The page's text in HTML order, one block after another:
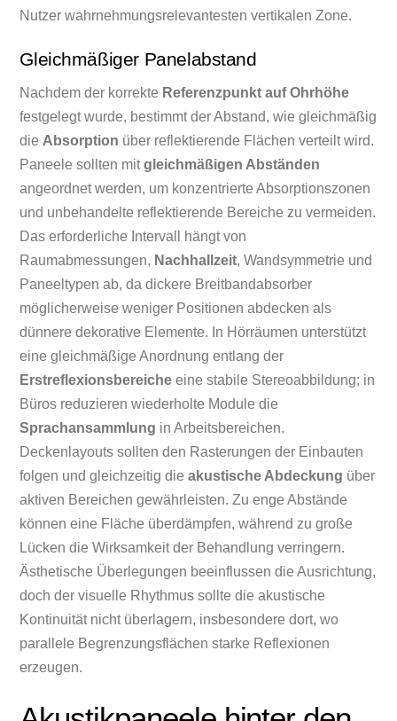
Nutzer wahrnehmungsrelevantesten vertikalen Zone.
Gleichmäßiger Panelabstand
Nachdem der korrekte Referenzpunkt auf Ohrhöhe
festgelegt wurde, bestimmt der Abstand, wie gleichmäßig
die Absorption über reflektierende Flächen verteilt wird.
Paneele sollten mitgleichmäßigen Abständen
angeordnet werden, um konzentrierte Absorptionszonen
und unbehandelte reflektierende Bereiche zu vermeiden.
Das erforderliche Intervall hängt von
Raumabmessungen, Nachhallzeit, Wandsymmetrie und
Paneeltypen ab, da dickere Breitbandabsorber
möglicherweise weniger Positionen abdecken als
dünnere dekorative Elemente. In Hörräumen unterstützt
eine gleichmäßige Anordnung entlang der
Erstreflexionsbereiche eine stabile Stereoabbildung; in
Büros reduzieren wiederholte Module die
Sprachansammlung in Arbeitsbereichen.
Deckenlayouts sollten den Rasterungen der Einbauten
folgen und gleichzeitig dieakustische Abdeckung über
aktiven Bereichen gewährleisten. Zu enge Abstände
können eine Fläche überdämpfen, während zu große
Lücken die Wirksamkeit der Behandlung verringern.
Ästhetische Überlegungen beeinflussen die Ausrichtung,
doch der visuelle Rhythmus sollte die akustische
Kontinuität nicht überlagern, insbesondere dort, wo
parallele Begrenzungsflächen starke Reflexionen
erzeugen.